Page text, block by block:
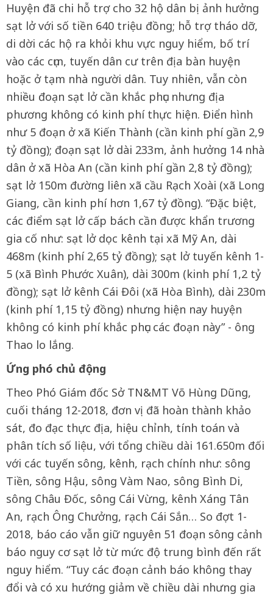
Huyện đã chi hỗ trợ cho 32 hộ dân bị ảnh hưởng
sạt lở với số tiền 640 triệu đồng; hỗ trợ tháo dỡ,
di dời các hộ ra khỏi khu vực nguy hiểm, bố trí
vào các cụm, tuyến dân cư trên địa bàn huyện
hoặc ở tạm nhà người dân. Tuy nhiên, vẫn còn
nhiều đoạn sạt lở cần khắc phục nhưng địa
phương không có kinh phí thực hiện. Điển hình
như 5 đoạn ở xã Kiến Thành (cần kinh phí gần 2,9
tỷ đồng); đoạn sạt lở dài 233m, ảnh hưởng 14 nhà
dân ở xã Hòa An (cần kinh phí gần 2,8 tỷ đồng);
sạt lở 150m đường liên xã cầu Rạch Xoài (xã Long
Giang, cần kinh phí hơn 1,67 tỷ đồng). “Đặc biệt,
các điểm sạt lở cấp bách cần được khẩn trương
gia cố như: sạt lở dọc kênh tại xã Mỹ An, dài
468m (kinh phí 2,65 tỷ đồng); sạt lở tuyến kênh 1-
5 (xã Bình Phước Xuân), dài 300m (kinh phí 1,2 tỷ
đồng); sạt lở kênh Cái Đôi (xã Hòa Bình), dài 230m
(kinh phí 1,15 tỷ đồng) nhưng hiện nay huyện
không có kinh phí khắc phục các đoạn này” - ông
Thao lo lắng.
Ứng phó chủ động
Theo Phó Giám đốc Sở TN&MT Võ Hùng Dũng,
cuối tháng 12-2018, đơn vị đã hoàn thành khảo
sát, đo đạc thực địa, hiệu chỉnh, tính toán và
phân tích số liệu, với tổng chiều dài 161.650m đối
với các tuyến sông, kênh, rạch chính như: sông
Tiền, sông Hậu, sông Vàm Nao, sông Bình Di,
sông Châu Đốc, sông Cái Vừng, kênh Xáng Tân
An, rạch Ông Chưởng, rạch Cái Sắn… So đợt 1-
2018, báo cáo vẫn giữ nguyên 51 đoạn sông cảnh
báo nguy cơ sạt lở từ mức độ trung bình đến rất
nguy hiểm. “Tuy các đoạn cảnh báo không thay
đổi và có xu hướng giảm về chiều dài nhưng gia